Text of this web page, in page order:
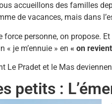
accueillons des familles
de vacances, mais dans
force personne, on propose.
« je m’ennuie » en « on
Le Pradet et le Mas
petits :